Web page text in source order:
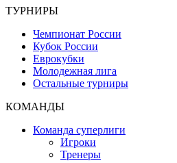
ТУРНИРЫ
Чемпионат России
Кубок России
Еврокубки
Молодежная лига
Остальные турниры
КОМАНДЫ
Команда суперлиги
Игроки
Тренеры